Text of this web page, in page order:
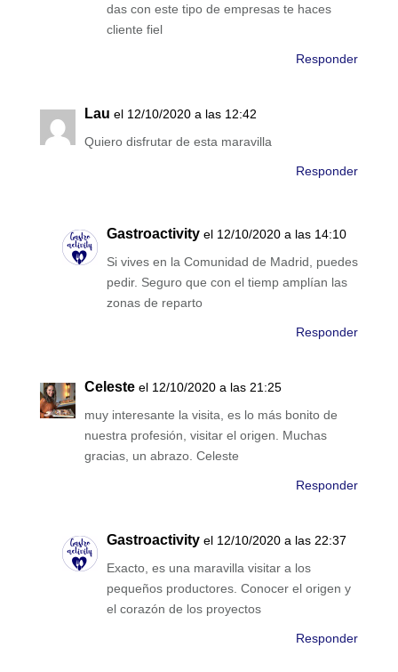
das con este tipo de empresas te haces
cliente fiel
Responder
Lau el 12/10/2020 a las 12:42
Quiero disfrutar de esta maravilla
Responder
Gastroactivity el 12/10/2020 a las 14:10
Si vives en la Comunidad de Madrid, puedes
pedir. Seguro que con el tiemp amplían las
zonas de reparto
Responder
Celeste el 12/10/2020 a las 21:25
muy interesante la visita, es lo más bonito de
nuestra profesión, visitar el origen. Muchas
gracias, un abrazo. Celeste
Responder
Gastroactivity el 12/10/2020 a las 22:37
Exacto, es una maravilla visitar a los
pequeños productores. Conocer el origen y
el corazón de los proyectos
Responder